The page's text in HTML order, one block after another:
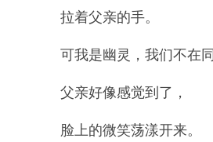
拉着父亲的手。
可我是幽灵，我们不在同
父亲好像感觉到了，
脸上的微笑荡漾开来。